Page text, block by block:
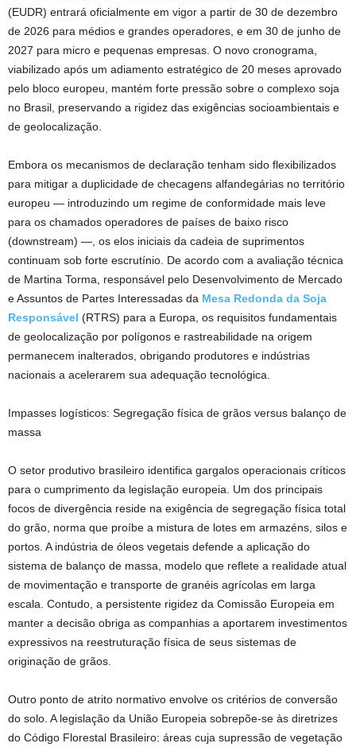
(EUDR) entrará oficialmente em vigor a partir de 30 de dezembro
de 2026 para médios e grandes operadores, e em 30 de junho de
2027 para micro e pequenas empresas. O novo cronograma,
viabilizado após um adiamento estratégico de 20 meses aprovado
pelo bloco europeu, mantém forte pressão sobre o complexo soja
no Brasil, preservando a rigidez das exigências socioambientais e
de geolocalização.
Embora os mecanismos de declaração tenham sido flexibilizados
para mitigar a duplicidade de checagens alfandegárias no território
europeu — introduzindo um regime de conformidade mais leve
para os chamados operadores de países de baixo risco
(downstream) —, os elos iniciais da cadeia de suprimentos
continuam sob forte escrutínio. De acordo com a avaliação técnica
de Martina Torma, responsável pelo Desenvolvimento de Mercado
e Assuntos de Partes Interessadas da Mesa Redonda da Soja
Responsável (RTRS) para a Europa, os requisitos fundamentais
de geolocalização por polígonos e rastreabilidade na origem
permanecem inalterados, obrigando produtores e indústrias
nacionais a acelerarem sua adequação tecnológica.
Impasses logísticos: Segregação física de grãos versus balanço de
massa
O setor produtivo brasileiro identifica gargalos operacionais críticos
para o cumprimento da legislação europeia. Um dos principais
focos de divergência reside na exigência de segregação física total
do grão, norma que proíbe a mistura de lotes em armazéns, silos e
portos. A indústria de óleos vegetais defende a aplicação do
sistema de balanço de massa, modelo que reflete a realidade atual
de movimentação e transporte de granéis agrícolas em larga
escala. Contudo, a persistente rigidez da Comissão Europeia em
manter a decisão obriga as companhias a aportarem investimentos
expressivos na reestruturação física de seus sistemas de
originação de grãos.
Outro ponto de atrito normativo envolve os critérios de conversão
do solo. A legislação da União Europeia sobrepõe-se às diretrizes
do Código Florestal Brasileiro: áreas cuja supressão de vegetação